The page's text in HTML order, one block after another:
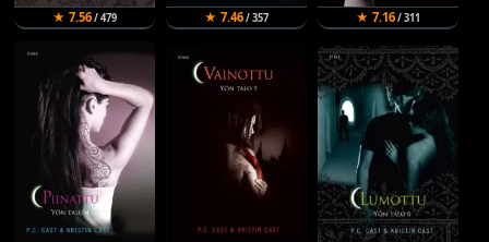
★ 7.56/ 479 ★ 7.46/ 357 ★ 7.16/ 311